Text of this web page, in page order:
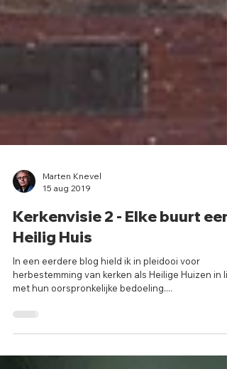
Marten Knevel
15 aug 2019
Kerkenvisie 2 - Elke buurt een
Heilig Huis
In een eerdere blog hield ik in pleidooi voor
herbestemming van kerken als Heilige Huizen in